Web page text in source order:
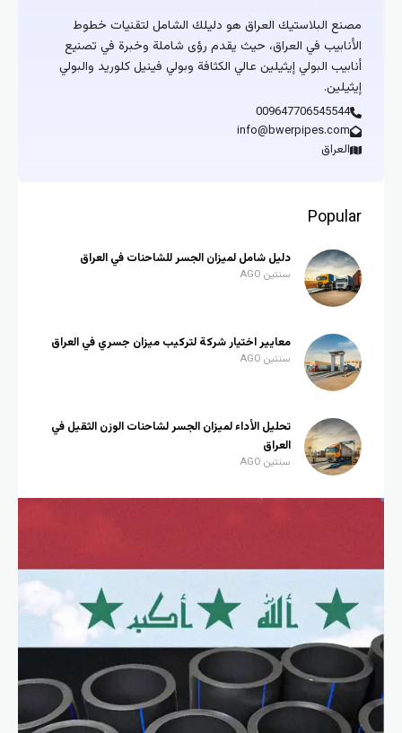
مصنع البلاستيك العراق هو دليلك الشامل لتقنيات خطوط
الأنابيب في العراق، حيث يقدم رؤى شاملة وخبرة في تصنيع
أنابيب البولي إيثيلين عالي الكثافة وبولي فينيل كلوريد والبولي
إيثيلين.
009647706545544
info@bwerpipes.com
العراق
Popular
دليل شامل لميزان الجسر للشاحنات في العراق
سنتين AGO
معايير اختيار شركة لتركيب ميزان جسري في العراق
سنتين AGO
تحليل الأداء لميزان الجسر لشاحنات الوزن الثقيل في
العراق
سنتين AGO